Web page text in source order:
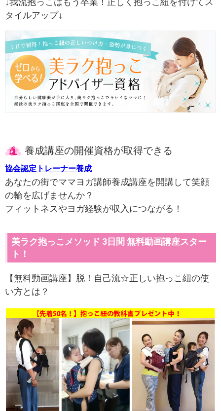
タイルアップ↓
養成講座の開催資格が取得できる
協会認定トレーナー養成
あなたの街でママヨガ講師養成講座を開講して笑顔
の輪を広げませんか？
フィットネスやヨガ経験が収入につながる！
美ラク抱っこメソッド 3日間 無料動画講座スター
ト！
【無料動画講座】脱！自己流☆正しい抱っこ紐の使
い方とは？